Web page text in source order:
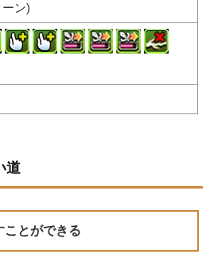
ン)
道
ことができる